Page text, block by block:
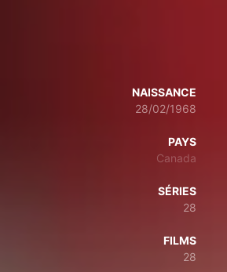
NAISSANCE
28/02/1968
PAYS
Canada
SÉRIES
28
FILMS
28